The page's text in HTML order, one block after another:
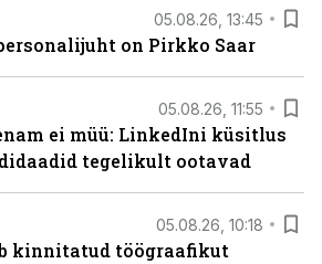
05.08.26, 13:45
on Pirkko Saar
05.08.26, 11:55
ei müü: LinkedIni küsitlus
tegelikult ootavad
05.08.26, 10:18
kinnitatud töögraafikut